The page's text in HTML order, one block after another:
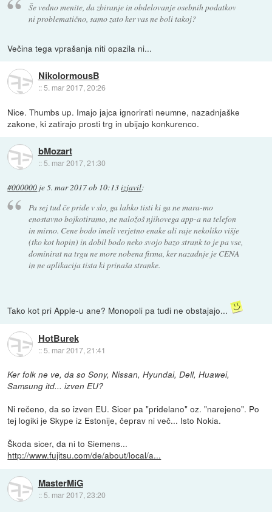
Še vedno menite, da zbiranje in obdelovanje osebnih podatkov
ni problematično, samo zato ker vas ne boli takoj?
Večina tega vprašanja niti opazila ni...
NikolormousB
::5. mar 2017, 20:26
Nice. Thumbs up. Imajo jajca ignorirati neumne, nazadnjaške
zakone, ki zatirajo prosti trg in ubijajo konkurenco.
bMozart
:: 5. mar 2017, 21:30
#000000 je5. mar 2017 ob 10:13izjavil:
Pa sej tud če pride v slo, ga lahko tisti ki ga ne mara-mo
enostavno bojkotiramo, ne naložoš njihovega app-a na telefon
in mirno. Cene bodo imeli verjetno enake ali raje nekoliko višje
(tko kot hopin) in dobil bodo neko svojo bazo strank to je pa vse,
dominirat na trgu ne more nobena firma, ker nazadnje je CENA
in ne aplikacija tista ki prinaša stranke.
Tako kot pri Apple-u ane? Monopoli pa tudi ne obstajajo...
HotBurek
::5. mar 2017, 21:41
Ker folk ne ve, da so Sony, Nissan, Hyundai, Dell, Huawei,
Samsung itd... izven EU?
Ni rečeno, da so izven EU. Sicer pa "pridelano" oz. "narejeno". Po
tej logiki je Skype iz Estonije, čeprav ni več... Isto Nokia.
Škoda sicer, da ni to Siemens...
http://www.fujitsu.com/de/about/local/a...
MasterMiG
:: 5. mar 2017, 23:20